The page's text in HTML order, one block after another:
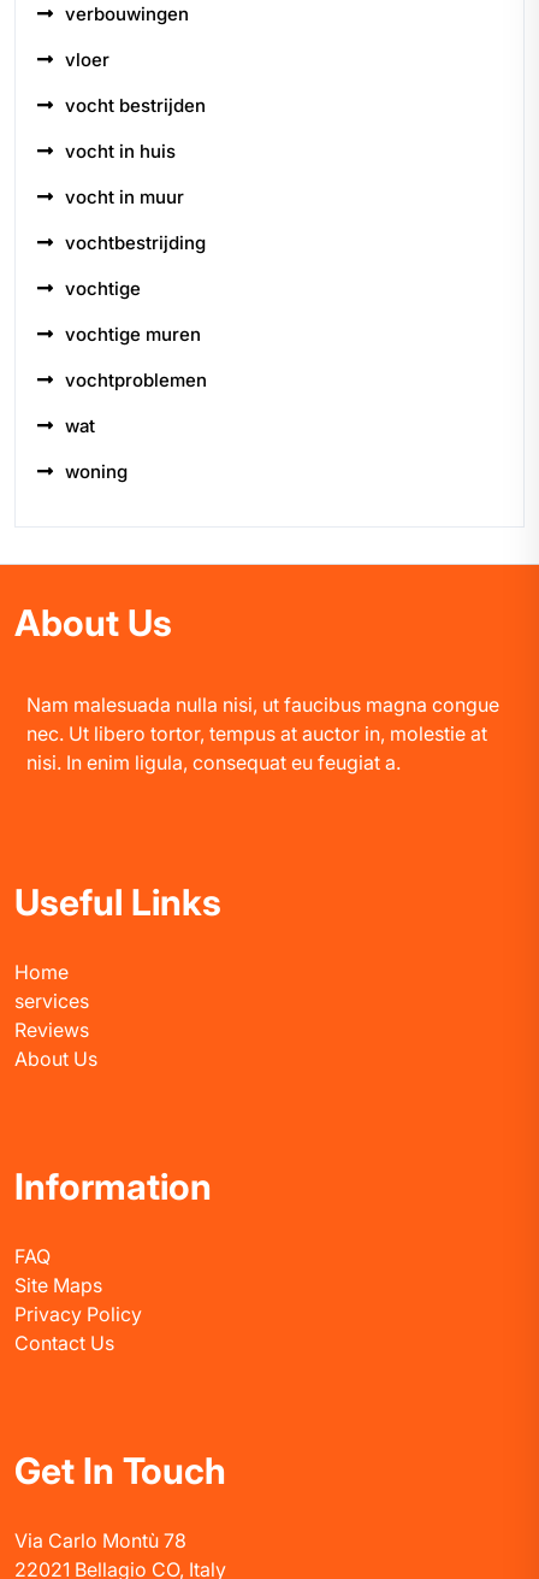
verbouwingen
vloer
vocht bestrijden
vocht in huis
vocht in muur
vochtbestrijding
vochtige
vochtige muren
vochtproblemen
wat
woning
About Us
Nam malesuada nulla nisi, ut faucibus magna congue
nec. Ut libero tortor, tempus at auctor in, molestie at
nisi. In enim ligula, consequat eu feugiat a.
Useful Links
Home
services
Reviews
About Us
Information
FAQ
Site Maps
Privacy Policy
Contact Us
Get In Touch
Via Carlo Montù 78
22021 Bellagio CO, Italy